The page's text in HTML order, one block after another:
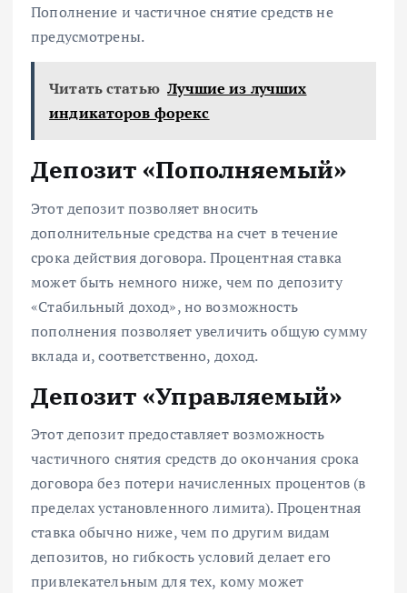
Пополнение и частичное снятие средств не
предусмотрены.
Читать статью Лучшие из лучших
индикаторов форекс
Депозит «Пополняемый»
Этот депозит позволяет вносить
дополнительные средства на счет в течение
срока действия договора. Процентная ставка
может быть немного ниже, чем по депозиту
«Стабильный доход», но возможность
пополнения позволяет увеличить общую сумму
вклада и, соответственно, доход.
Депозит «Управляемый»
Этот депозит предоставляет возможность
частичного снятия средств до окончания срока
договора без потери начисленных процентов (в
пределах установленного лимита). Процентная
ставка обычно ниже, чем по другим видам
депозитов, но гибкость условий делает его
привлекательным для тех, кому может